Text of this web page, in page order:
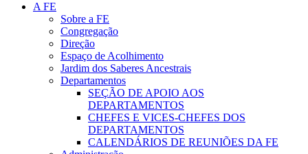
A FE
Sobre a FE
Congregação
Direção
Espaço de Acolhimento
Jardim dos Saberes Ancestrais
Departamentos
SEÇÃO DE APOIO AOS
DEPARTAMENTOS
CHEFES E VICES-CHEFES DOS
DEPARTAMENTOS
CALENDÁRIOS DE REUNIÕES DA FE